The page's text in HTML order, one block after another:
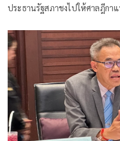
ประธานรัฐสภาชงไปให้ศาลฎีกา